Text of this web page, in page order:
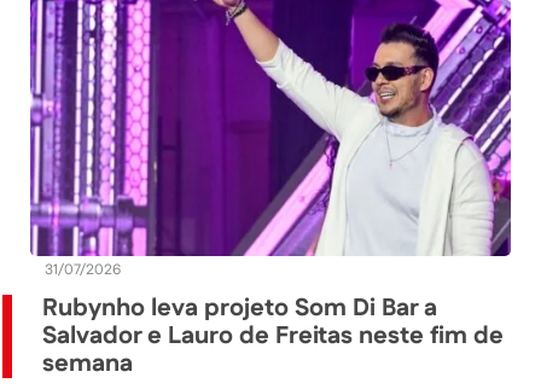
31/07/2026
Rubynho leva projeto Som Di Bar a
Salvador e Lauro de Freitas neste fim de
semana